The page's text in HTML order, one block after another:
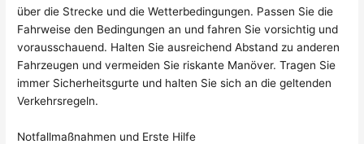
über die Strecke und die Wetterbedingungen. Passen Sie die
Fahrweise den Bedingungen an und fahren Sie vorsichtig und
vorausschauend. Halten Sie ausreichend Abstand zu anderen
Fahrzeugen und vermeiden Sie riskante Manöver. Tragen Sie
immer Sicherheitsgurte und halten Sie sich an die geltenden
Verkehrsregeln.
Notfallmaßnahmen und Erste Hilfe